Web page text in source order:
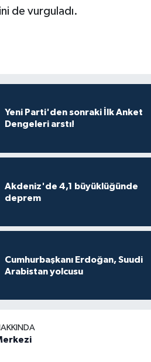
de vurguladı.
Yeni Parti'den sonraki İlk Anket
Dengeleri arstı!
Akdeniz'de 4,1 büyüklüğünde
deprem
Cumhurbaşkanı Erdoğan, Suudi
Arabistan yolcusu